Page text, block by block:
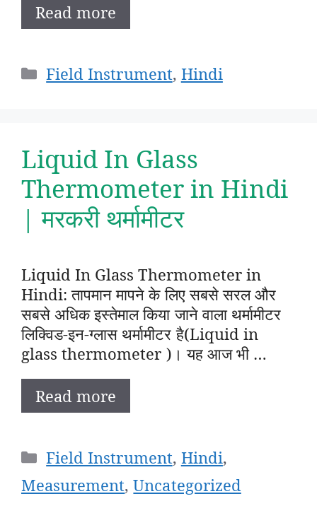
Read more
Categories
Field Instrument, Hindi
Liquid In Glass
Thermometer in Hindi
| मरकरी थर्मामीटर
Liquid In Glass Thermometer in
Hindi: तापमान मापने के लिए सबसे सरल और
सबसे अधिक इस्तेमाल किया जाने वाला थर्मामीटर
लिक्विड-इन-ग्लास थर्मामीटर है(Liquid in
glass thermometer )। यह आज भी …
Read more
Categories
Field Instrument, Hindi,
Measurement,Uncategorized